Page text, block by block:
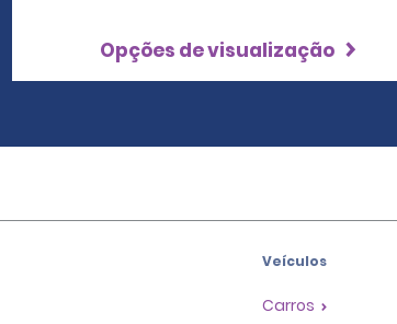
Opções de visualização
Veículos
Carros